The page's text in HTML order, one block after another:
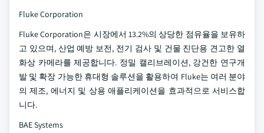
Fluke Corporation
Fluke Corporation은 시장에서 13.2%의 상당한 점유율을 보유하
고 있으며, 산업 예방 보전, 전기 검사 및 건물 진단용 견고한 열
화상 카메라를 제공합니다. 정밀 캘리브레이션, 강건한 연구개
발 및 확장 가능한 휴대형 솔루션을 활용하여 Fluke는 여러 분야
의 제조, 에너지 및 상용 애플리케이션을 효과적으로 서비스합
니다.
BAE Systems